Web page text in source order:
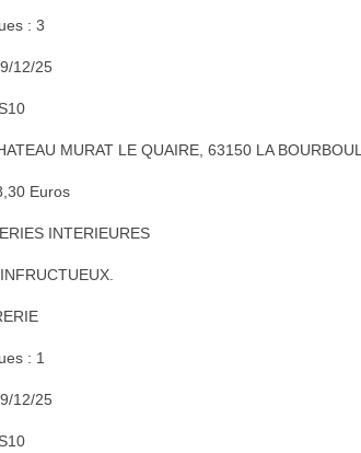
: 3
12/25
MURAT LE QUAIRE, 63150 LA
Euros
INTERIEURES
: 1
12/25